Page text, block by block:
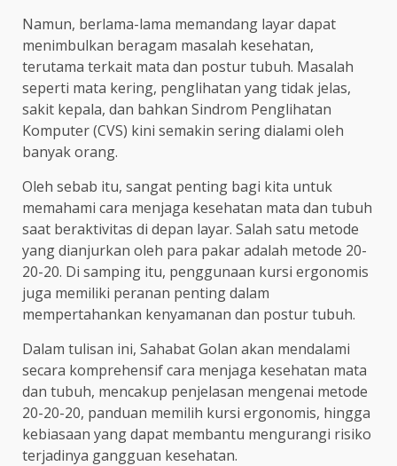
Namun, berlama-lama memandang layar dapat
menimbulkan beragam masalah kesehatan,
terutama terkait mata dan postur tubuh. Masalah
seperti mata kering, penglihatan yang tidak jelas,
sakit kepala, dan bahkan Sindrom Penglihatan
Komputer (CVS) kini semakin sering dialami oleh
banyak orang.
Oleh sebab itu, sangat penting bagi kita untuk
memahami cara menjaga kesehatan mata dan tubuh
saat beraktivitas di depan layar. Salah satu metode
yang dianjurkan oleh para pakar adalah metode 20-
20-20. Di samping itu, penggunaan kursi ergonomis
juga memiliki peranan penting dalam
mempertahankan kenyamanan dan postur tubuh.
Dalam tulisan ini, Sahabat Golan akan mendalami
secara komprehensif cara menjaga kesehatan mata
dan tubuh, mencakup penjelasan mengenai metode
20-20-20, panduan memilih kursi ergonomis, hingga
kebiasaan yang dapat membantu mengurangi risiko
terjadinya gangguan kesehatan.